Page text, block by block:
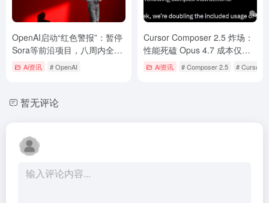
OpenAI启动“红色警报”：暂停
Sora等前沿项目，八周内全力
押注ChatGPT求生
Ai资讯 # OpenAI
Cursor Composer 2.5 炸场：
性能死磕 Opus 4.7 成本仅
1/10，RL训练竟逼出“AI黑
客”？
Ai资讯 # Composer 2.5 # Cursor
暂无评论